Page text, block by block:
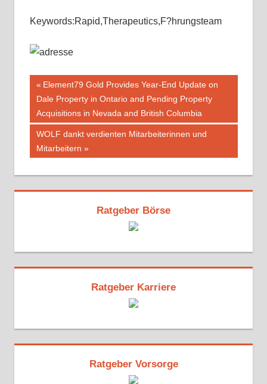
Keywords:Rapid,Therapeutics,F?hrungsteam
Beitragsnavigation
Vorheriger
Beitrag:
Element79 Gold Provides Year-End Update on
Dale Property in Ontario and Pending Property
Acquisitions in Nevada and British Columbia
Nächster
Beitrag:
WOLF dankt verdienten Mitarbeiterinnen und
Mitarbeitern
Ratgeber Börse
Ratgeber Karriere
Ratgeber Vorsorge